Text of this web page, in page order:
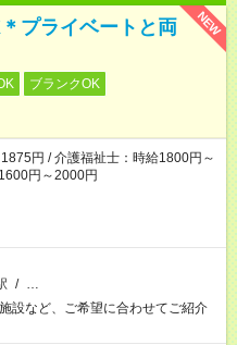
NEW
プライベートと両
ブランクOK
円 / 介護福祉士：時給1800円～
円～2000円
/ …
など、ご希望に合わせてご紹介